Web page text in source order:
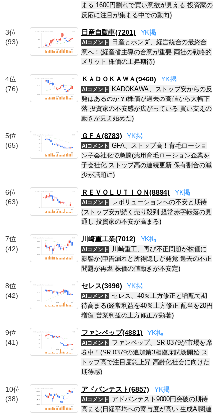
まる 1600円割れで買い意欲が見える 投資家の
反応に注目が集まる中での動向)
3位
(93)
日産自動車(7201) YK掲
AIコメント
日産とホンダ、経営統合の最終合
意へ！(経産省主導の合意が重要 両社の戦略的
メリット 株価の上昇期待)
4位
(76)
ＫＡＤＯＫＡＷＡ(9468) YK掲
AIコメント
KADOKAWA、ストップ安からの反
発はあるのか？(株価が過去の高値から大幅下
落 投資家の不安感が広がっている 買い支えの
動きが見え始めた)
5位
(65)
ＧＦＡ(8783) YK掲
AIコメント
GFA、ストップ高！育毛ローショ
ン子会社化で急騰(薬用育毛ローション企業を
子会社化 ストップ高の連続更新 保有割合の減
少が話題に)
6位
(63)
ＲＥＶＯＬＵＴＩＯＮ(8894) YK掲
AIコメント
レボリューションへの不安と期待
(ストップ安が続く売り殺到 経常赤字転落の見
通し 投資家の不安が高まる)
7位
(42)
川崎重工業(7012) YK掲
AIコメント
川崎重工、再び不正問題が株価に
影響か(申告漏れと所得隠しが発覚 過去の不正
問題が再燃 株価の値動きが不安定)
8位
(42)
セレス(3696) YK掲
AIコメント
セレス、40％上方修正と増配で期
待高まる(経常利益を40％上方修正 配当を20円
増額 営業利益の上方修正が顕著)
9位
(41)
ファンペップ(4881) YK掲
AIコメント
ファンペップ、SR-0379が市場を席
巻中！(SR-0379の追加第3相臨床試験開始 ス
トップ高で注目度急上昇 高齢化社会に向けた
期待感)
10位
(38)
アドバンテスト(6857) YK掲
AIコメント
アドバンテスト9000円突破の期待
高まる(日経平均への寄与度が高い 生成AI関連